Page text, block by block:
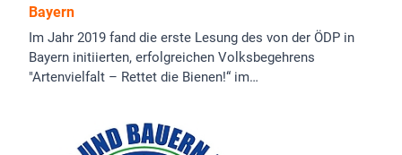
Bayern
Im Jahr 2019 fand die erste Lesung des von der ÖDP in
Bayern initiierten, erfolgreichen Volksbegehrens
"Artenvielfalt – Rettet die Bienen!“ im…